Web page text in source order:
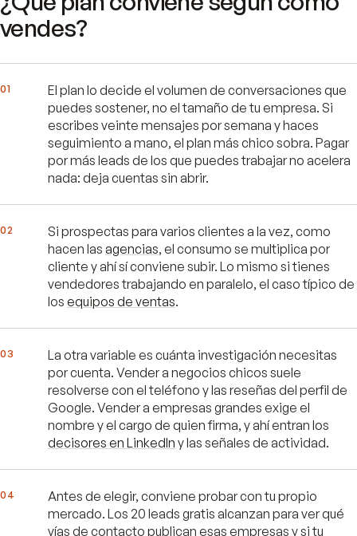
vendes?
01
El plan lo decide el volumen de conversaciones que
puedes sostener, no el tamaño de tu empresa. Si
escribes veinte mensajes por semana y haces
seguimiento a mano, el plan más chico sobra. Pagar
por más leads de los que puedes trabajar no acelera
nada: deja cuentas sin abrir.
02
Si prospectas para varios clientes a la vez, como
hacen las agencias, el consumo se multiplica por
cliente y ahí sí conviene subir. Lo mismo si tienes
vendedores trabajando en paralelo, el caso típico de
los equipos de ventas.
03
La otra variable es cuánta investigación necesitas
por cuenta. Vender a negocios chicos suele
resolverse con el teléfono y las reseñas del perfil de
Google. Vender a empresas grandes exige el
nombre y el cargo de quien firma, y ahí entran los
decisores en LinkedIn y las señales de actividad.
04
Antes de elegir, conviene probar con tu propio
mercado. Los 20 leads gratis alcanzan para ver qué
vías de contacto publican esas empresas y si tu